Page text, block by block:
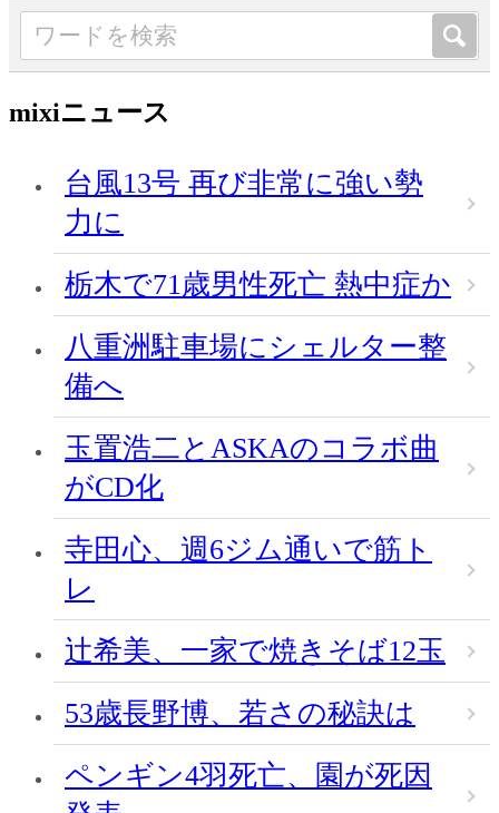
mixiニュース
台風13号 再び非常に強い勢
力に
栃木で71歳男性死亡 熱中症か
八重洲駐車場にシェルター整
備へ
玉置浩二とASKAのコラボ曲
がCD化
寺田心、週6ジム通いで筋ト
レ
辻希美、一家で焼きそば12玉
53歳長野博、若さの秘訣は
ペンギン4羽死亡、園が死因